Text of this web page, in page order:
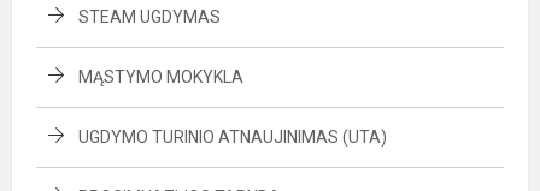
STEAM UGDYMAS
MĄSTYMO MOKYKLA
UGDYMO TURINIO ATNAUJINIMAS (UTA)